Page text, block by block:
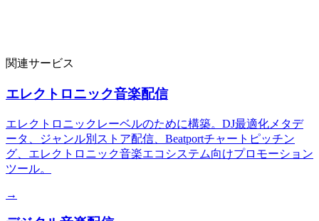
関連サービス
エレクトロニック音楽配信
エレクトロニックレーベルのために構築。DJ最適化メタデ
ータ、ジャンル別ストア配信、Beatportチャートピッチン
グ、エレクトロニック音楽エコシステム向けプロモーション
ツール。
→